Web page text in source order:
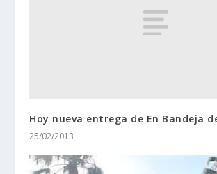
Hoy nueva entrega de En Bandeja
25/02/2013